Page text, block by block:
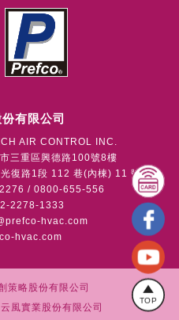
TOP
有限公司
AIR CONTROL INC.
三重區興德路100號8樓
復路1段 112 巷(內棟) 11 號1樓
/ 0800-655-556
2278-1333
hvac.com
hvac.com
策略股份有限公司
風實業股份有限公司